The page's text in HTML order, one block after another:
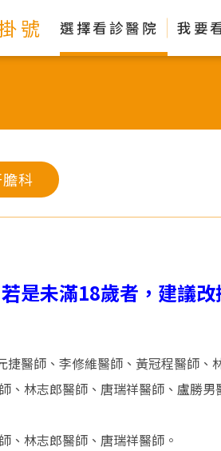
號 選擇看診醫院 我要
科
是未滿18歲者，建議
醫師、李修維醫師、黃冠程醫師、
林志郎醫師、唐瑞祥醫師、盧勝男
、林志郎醫師、唐瑞祥醫師。